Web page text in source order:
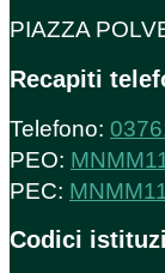
PIAZZA
Recapiti
Telefono:
PEO:
PEC:
Codici